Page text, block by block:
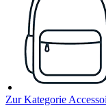
Zur Kategorie